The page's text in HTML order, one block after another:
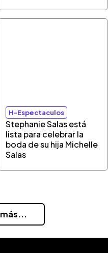
H-Espectaculos
Stephanie Salas está
lista para celebrar la
boda de su hija Michelle
Salas